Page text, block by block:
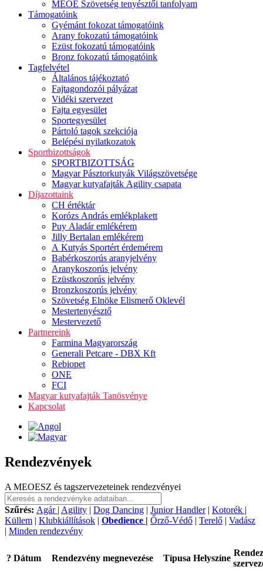
MEOE Szövetség tenyésztői tanfolyam
Támogatóink
Gyémánt fokozat támogatóink
Arany fokozatú támogatóink
Ezüst fokozatú támogatóink
Bronz fokozatú támogatóink
Tagfelvétel
Általános tájékoztató
Fajtagondozói pályázat
Vidéki szervezet
Fajta egyesület
Sportegyesület
Pártoló tagok szekciója
Belépési nyilatkozatok
Sportbizottságok
SPORTBIZOTTSÁG
Magyar Pásztorkutyák Világszövetsége
Magyar kutyafajták Agility csapata
Díjazottaink
CH értéktár
Korózs András emlékplakett
Puy Aladár emlékérem
Jilly Bertalan emlékérem
A Kutyás Sportért érdemérem
Babérkoszorús aranyjelvény
Aranykoszorús jelvény
Ezüstkoszorús jelvény
Bronzkoszorús jelvény
Szövetség Elnöke Elismerő Oklevél
Mestertenyésztő
Mestervezető
Partnereink
Farmina Magyarország
Generali Petcare - DBX Kft
Rebiopet
ONE
FCI
Magyar kutyafajták Tanösvénye
Kapcsolat
Rendezvények
A MEOESZ és tagszervezeteinek rendezvényei
Szűrés: Agár | Agility | Dog Dancing | Junior Handler| Kotorék |
Küllem | Klubkiállítások | Obedience | Őrző-Védő | Terelő | Vadász
| Minden rendezvény
? Dátum Rendezvény megnevezése Típusa Helyszíne